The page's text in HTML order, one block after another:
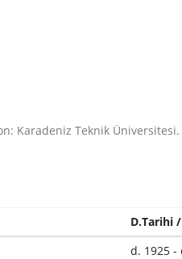
Karadeniz Teknik Üniversitesi.
D.Tarihi
d. 1925 -